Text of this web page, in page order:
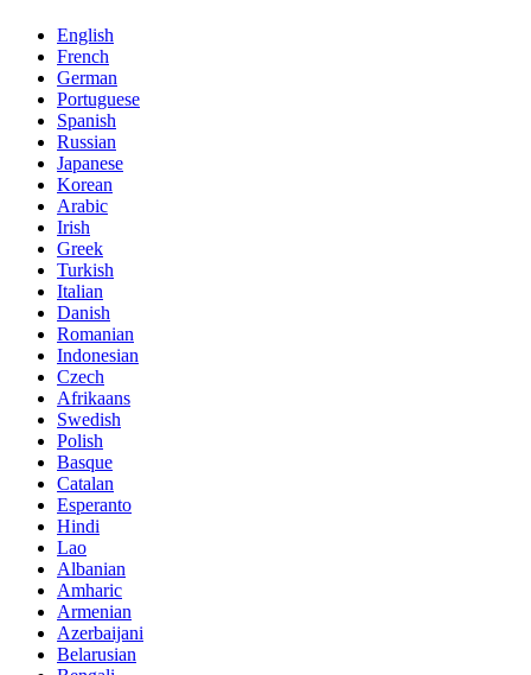
English
French
German
Portuguese
Spanish
Russian
Japanese
Korean
Arabic
Irish
Greek
Turkish
Italian
Danish
Romanian
Indonesian
Czech
Afrikaans
Swedish
Polish
Basque
Catalan
Esperanto
Hindi
Lao
Albanian
Amharic
Armenian
Azerbaijani
Belarusian